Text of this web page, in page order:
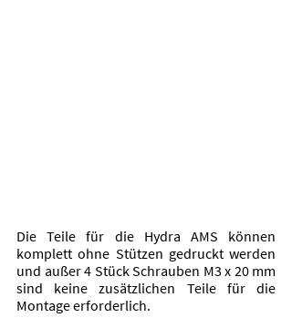
Die Teile für die Hydra AMS können
komplett ohne Stützen gedruckt werden
und außer 4 Stück Schrauben M3 x 20 mm
sind keine zusätzlichen Teile für die
Montage erforderlich.